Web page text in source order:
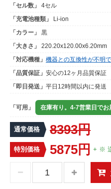
「セル数」
4セル
「充電池種類」
Li-ion
「カラー」
黒
「大きさ」
220.20x120.00x6.20mm
「対応機種」 機器との互換性が不明
「品質保証」 安心の12ヶ月品質保証
「即日発送」 平日12時間以内に発送
「可用」 在庫有り。4-7営業日でお
通常価格 8393円
特別価格 5875円 + ※